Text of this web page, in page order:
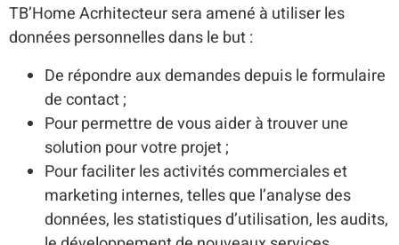
TB’Home Acrhitecteur sera amené à utiliser les
données personnelles dans le but :
De répondre aux demandes depuis le formulaire
de contact ;
Pour permettre de vous aider à trouver une
solution pour votre projet ;
Pour faciliter les activités commerciales et
marketing internes, telles que l’analyse des
données, les statistiques d’utilisation, les audits,